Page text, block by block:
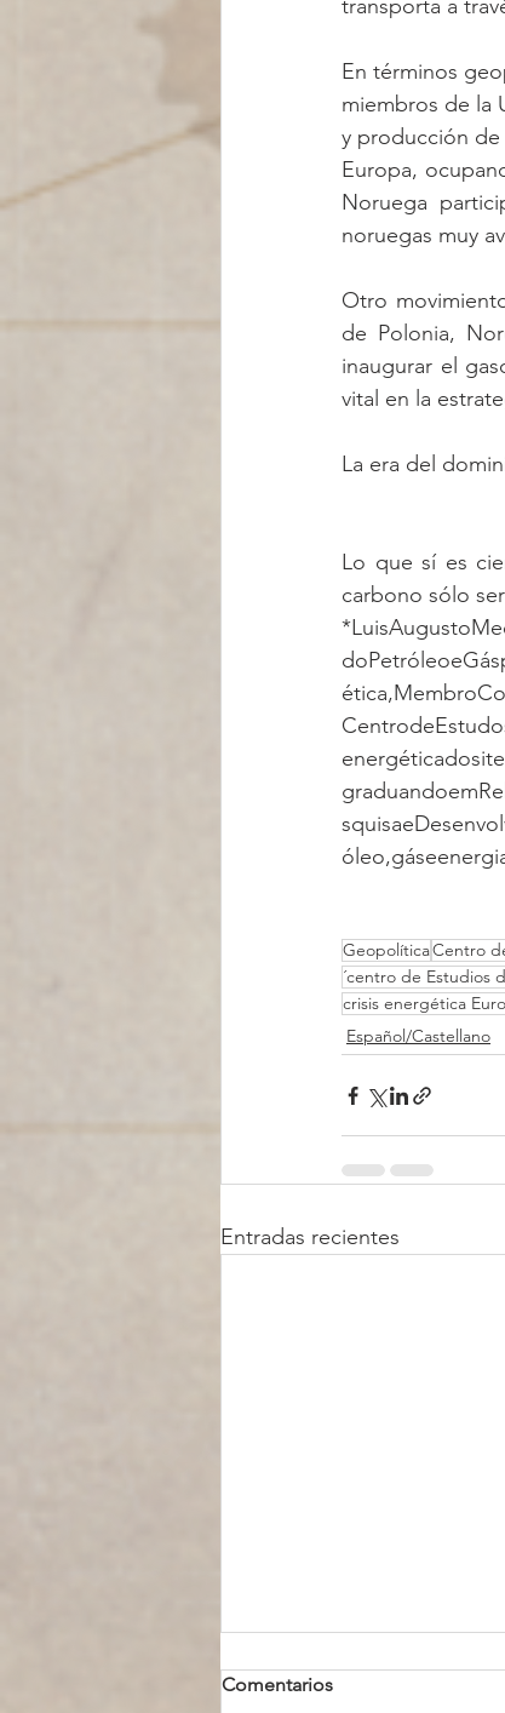
transporta a
En términos
miembros de la
y producción
Europa,
Noruega
noruegas muy
Otro
de Polonia,
inaugurar el
vital en la
La era del
Lo que sí es
carbono sólo
GeopolíticaCentro
´centro de Estudios
crisis energética
Español/Castellano
Entradas recientes
Comentarios